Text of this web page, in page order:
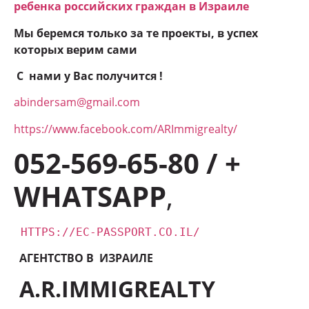
ребенка российских граждан в Израиле
Мы беремся только за те проекты, в успех
которых верим сами
С нами у Вас получится !
abindersam@gmail.com
https://www.facebook.com/ARImmigrealty/
052-569-65-80 / +
WHATSAPP,
HTTPS://EC-PASSPORT.CO.IL/
АГЕНТСТВО В ИЗРАИЛЕ
A.R.IMMIGREALTY